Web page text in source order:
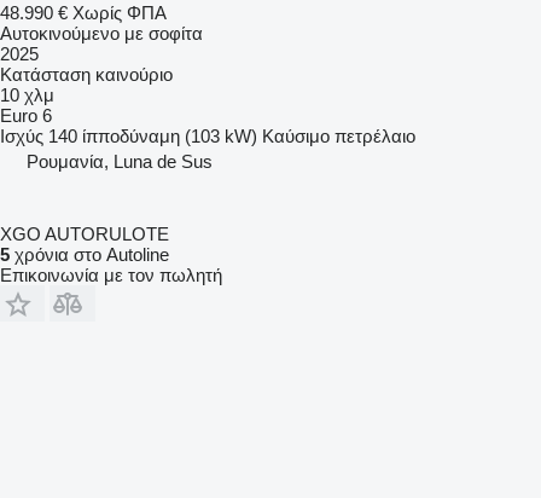
48.990 € Χωρίς ΦΠΑ
Αυτοκινούμενο με σοφίτα
2025
Κατάσταση καινούριο
10 χλμ
Euro 6
Ισχύς 140 ίπποδύναμη (103 kW) Καύσιμο πετρέλαιο
Ρουμανία, Luna de Sus
XGO AUTORULOTE
5 χρόνια στο Autoline
Επικοινωνία με τον πωλητή